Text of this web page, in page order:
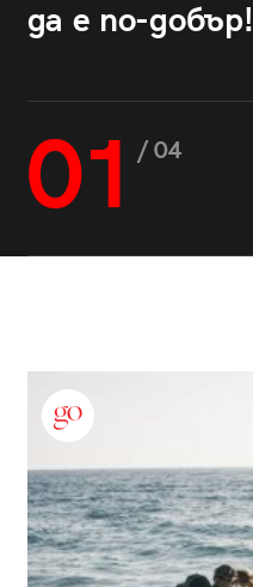
да е по-добър!
01 / 04